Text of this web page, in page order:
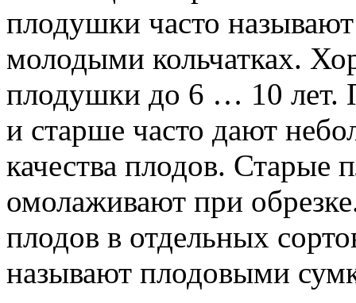
плодушки часто
молодыми кольчатках.
плодушки до 6 … 10 лет.
и старше часто дают
качества плодов. Старые
омолаживают при
плодов в отдельных
называют плодовыми